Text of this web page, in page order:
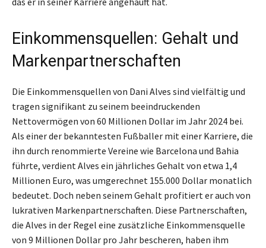
Einkommensquellen: Gehalt und
Markenpartnerschaften
Die Einkommensquellen von Dani Alves sind vielfältig und
tragen signifikant zu seinem beeindruckenden
Nettovermögen von 60 Millionen Dollar im Jahr 2024 bei.
Als einer der bekanntesten Fußballer mit einer Karriere, die
ihn durch renommierte Vereine wie Barcelona und Bahia
führte, verdient Alves ein jährliches Gehalt von etwa 1,4
Millionen Euro, was umgerechnet 155.000 Dollar monatlich
bedeutet. Doch neben seinem Gehalt profitiert er auch von
lukrativen Markenpartnerschaften. Diese Partnerschaften,
die Alves in der Regel eine zusätzliche Einkommensquelle
von 9 Millionen Dollar pro Jahr bescheren, haben ihm